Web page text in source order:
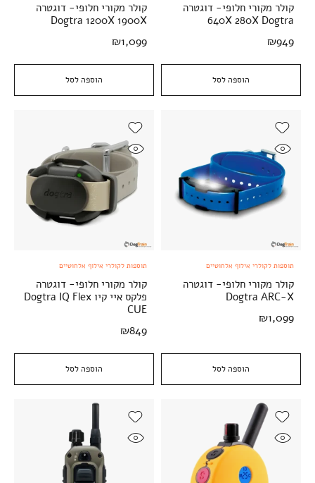
הוספה לסל
קולר מקורי חלופי- דוגטרה
640X 280X Dogtra
₪949
הוספה לסל
קולר מקורי חלופי- דוגטרה
Dogtra 1200X 1900X
₪1,099
הוספה לסל
תוספות לקולרי אילוף אלחוטיים
קולר מקורי חלופי- דוגטרה
Dogtra ARC-X
₪1,099
הוספה לסל
תוספות לקולרי אילוף אלחוטיים
קולר מקורי חלופי- דוגטרה
פלקס איי קיו Dogtra IQ Flex
CUE
₪849